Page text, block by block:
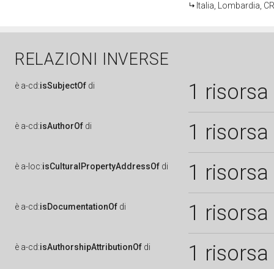
Italia, Lombardia,
RELAZIONI INVERSE
è a-cd:isSubjectOf di 1 risorsa
è a-cd:isAuthorOf di 1 risorsa
è a-loc:isCulturalPropertyAddressOf di 1 risorsa
è a-cd:isDocumentationOf di 1 risorsa
è a-cd:isAuthorshipAttributionOf di 1 risorsa